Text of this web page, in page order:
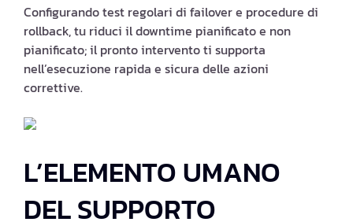
Configurando test regolari di failover e procedure di
rollback, tu riduci il downtime pianificato e non
pianificato; il pronto intervento ti supporta
nell’esecuzione rapida e sicura delle azioni
correttive.
L’ELEMENTO UMANO
DEL SUPPORTO